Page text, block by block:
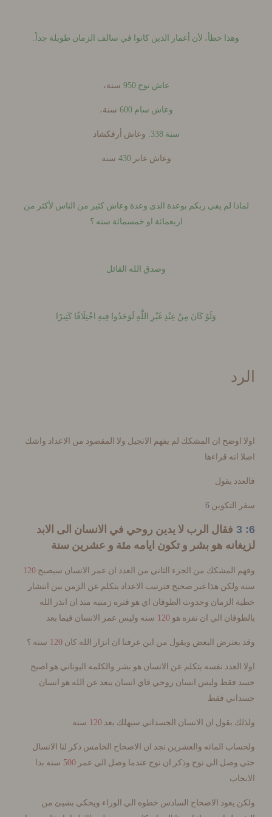
وهذا خطأ، لأن أعمار الذين كانوا في سالف الزمان طويلة جداً.
عاش نوح950 سنة،
وعاش سام600 سنة،
وعاش أرفكشاد
وعاش عابر430 سنه
لم يفى ربكم بوعدة الذى وعدة وعاش كثير من الناس لأكثر من
اربعمائة او خمسمائة سنه ؟
وصدق الله القائل
وَلَوْ كَانَ مِنْ عِنْدِ غَيْرِ اللَّهِ لَوَجَدُوا فِيهِ اخْتِلَافًا كَثِيرًا
اوضح ان المشكك لم يفهم الانجيل ولا المقصود من الاعداد واشك
قراءها
يقول
6
فقال الرب لا يدين روحي في الانسان الى الابد
هو بشر و تكون ايامه مئة و عشرين سنة
المشكك من الجزء الثاني من العدد ان عمر الانسان سيصبح120
هذا غير صحيح فترتيب الاعداد يتكلم عن الزمن بين انتشار
الزمان وحدوث الطوفان اي هو فتره زمنيه منذ ان انذر الله
الي ان نفزه هو120 سنه وليس عمر الانسان فيما بعد
البعض ويقول من اين عرفنا ان انزار الله كان 120 سنه ؟
نفسه يتكلم عن الانسان هو بشر والكلمه اليوناني هو اصبح
وليس انسان روحي فاي انسان يبعد عن الله هو انسان
فقط
يقول ان الانسان الجسداني سيهلك بعد120 سنه
المائه والعشرين نجد ان الاصحاح الخامس ذكر لنا الانسال
الي نوح وذكر ان نوح عندما وصل الي عمر 500
سنه بدا
يعود الاصحاح السادس خطوه الي الوراء ويحكي بشيئ من